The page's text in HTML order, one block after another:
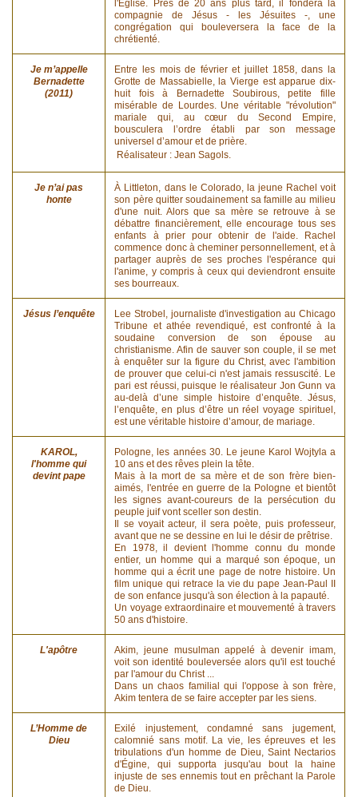
l'Eglise. Près de 20 ans plus tard, il fondera la
compagnie de Jésus - les Jésuites -, une
congrégation qui bouleversera la face de la
chrétienté.
Je m’appelle
Bernadette
(2011)
Entre les mois de février et juillet 1858, dans la
Grotte de Massabielle, la Vierge est apparue dix-
huit fois à Bernadette Soubirous, petite fille
misérable de Lourdes. Une véritable "révolution"
mariale qui, au cœur du Second Empire,
bousculera l’ordre établi par son message
universel d’amour et de prière.
Réalisateur : Jean Sagols.
Je n’ai pas
honte
À Littleton, dans le Colorado, la jeune Rachel voit
son père quitter soudainement sa famille au milieu
d'une nuit. Alors que sa mère se retrouve à se
débattre financièrement, elle encourage tous ses
enfants à prier pour obtenir de l'aide. Rachel
commence donc à cheminer personnellement, et à
partager auprès de ses proches l'espérance qui
l'anime, y compris à ceux qui deviendront ensuite
ses bourreaux.
Jésus l’enquête
Lee Strobel, journaliste d'investigation au Chicago
Tribune et athée revendiqué, est confronté à la
soudaine conversion de son épouse au
christianisme. Afin de sauver son couple, il se met
à enquêter sur la figure du Christ, avec l'ambition
de prouver que celui-ci n'est jamais ressuscité. Le
pari est réussi, puisque le réalisateur Jon Gunn va
au-delà d’une simple histoire d’enquête. Jésus,
l’enquête, en plus d’être un réel voyage spirituel,
est une véritable histoire d’amour, de mariage.
KAROL,
l'homme qui
devint pape
Pologne, les années 30. Le jeune Karol Wojtyla a
10 ans et des rêves plein la tête.
Mais à la mort de sa mère et de son frère bien-
aimés, l'entrée en guerre de la Pologne et bientôt
les signes avant-coureurs de la persécution du
peuple juif vont sceller son destin.
Il se voyait acteur, il sera poète, puis professeur,
avant que ne se dessine en lui le désir de prêtrise.
En 1978, il devient l'homme connu du monde
entier, un homme qui a marqué son époque, un
homme qui a écrit une page de notre histoire. Un
film unique qui retrace la vie du pape Jean-Paul II
de son enfance jusqu'à son élection à la papauté.
Un voyage extraordinaire et mouvementé à travers
50 ans d'histoire.
L'apôtre
Akim, jeune musulman appelé à devenir imam,
voit son identité bouleversée alors qu'il est touché
par l'amour du Christ ...
Dans un chaos familial qui l'oppose à son frère,
Akim tentera de se faire accepter par les siens.
L’Homme de
Dieu
Exilé injustement, condamné sans jugement,
calomnié sans motif. La vie, les épreuves et les
tribulations d'un homme de Dieu, Saint Nectarios
d'Égine, qui supporta jusqu'au bout la haine
injuste de ses ennemis tout en prêchant la Parole
de Dieu.